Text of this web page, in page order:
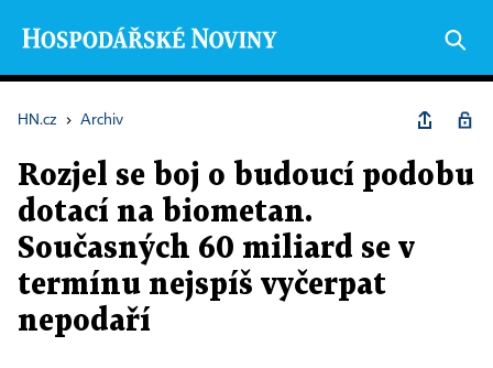
HN.cz › Archiv
Rozjel se boj o budoucí podobu
dotací na biometan.
Současných 60 miliard se v
termínu nejspíš vyčerpat
nepodaří